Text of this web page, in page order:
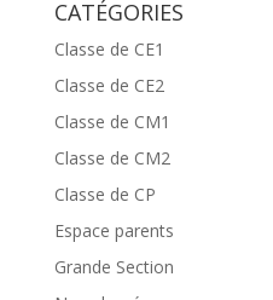
CATÉGORIES
Classe de CE1
Classe de CE2
Classe de CM1
Classe de CM2
Classe de CP
Espace parents
Grande Section